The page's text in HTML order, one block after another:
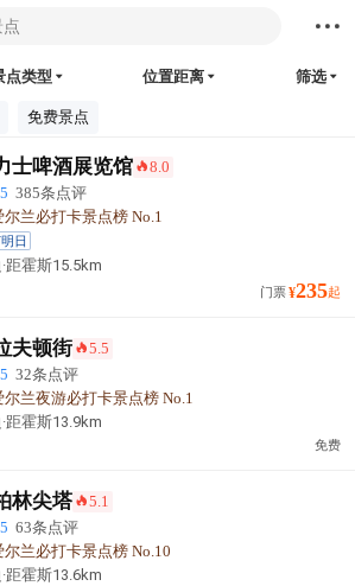

点类型  位置距离  筛选
免费景点
士啤酒展览馆 󰺂8.0
385条点评
尔兰必打卡景点榜 No.1
日
距霍斯15.5km
门票¥235起
夫顿街 󰺂5.5
32条点评
尔兰夜游必打卡景点榜 No.1
距霍斯13.9km
免费
林尖塔 󰺂5.1
63条点评
尔兰必打卡景点榜 No.10
距霍斯13.6km